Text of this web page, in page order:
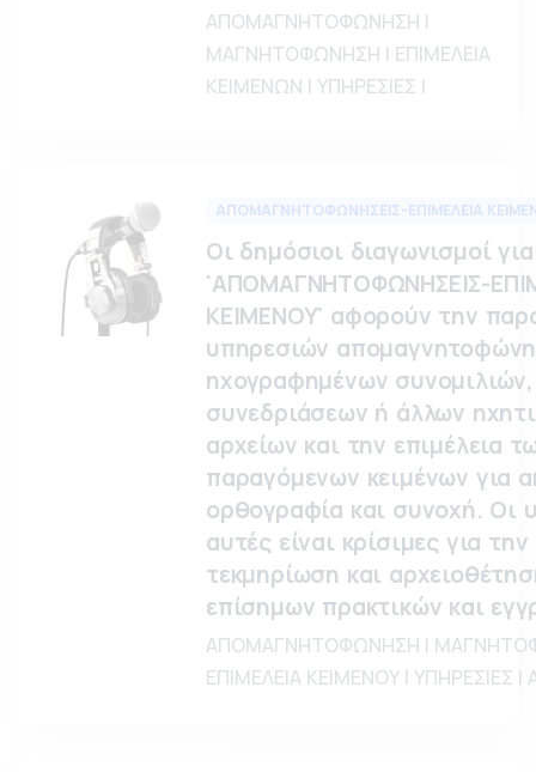
ΑΠΟΜΑΓΝΗΤΟΦΩΝΗΣΗ |
ΜΑΓΝΗΤΟΦΩΝΗΣΗ | ΕΠΙΜΕΛΕΙΑ
ΚΕΙΜΕΝΩΝ | ΥΠΗΡΕΣΙΕΣ |
ΑΠΟΜΑΓΝΗΤΟΦΩΝΗΣΕΙΣ-ΕΠΙΜΕΛΕΙΑ
Οι δημόσιοι διαγωνισμοί για
'ΑΠΟΜΑΓΝΗΤΟΦΩΝΗΣΕΙΣ-
ΚΕΙΜΕΝΟΥ' αφορούν την
υπηρεσιών
ηχογραφημένων συνομιλιών,
συνεδριάσεων ή άλλων
αρχείων και την επιμέλεια
παραγόμενων κειμένων για
ορθογραφία και συνοχή. Οι
αυτές είναι κρίσιμες για την
τεκμηρίωση και
επίσημων πρακτικών και
ΑΠΟΜΑΓΝΗΤΟΦΩΝΗΣΗ |
ΕΠΙΜΕΛΕΙΑ ΚΕΙΜΕΝΟΥ | ΥΠΗΡΕΣΙΕΣ |